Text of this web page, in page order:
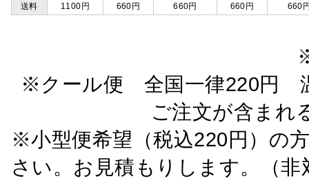
送料 1100円 660円 660円 660円 660
※クール便 全国一律220円
ご注文が含ま
※小型便希望（税込220円）の
さい。お見積もりします。（非